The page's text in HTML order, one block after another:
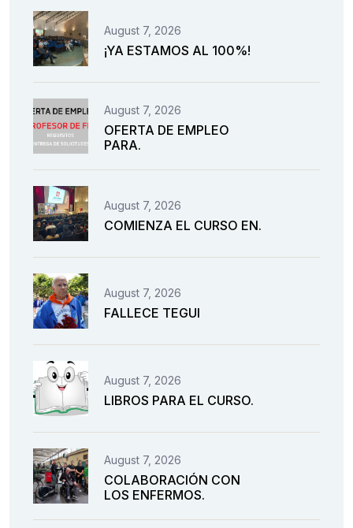
August 7, 2026
¡YA ESTAMOS AL 100%!
August 7, 2026
OFERTA DE EMPLEO
PARA.
August 7, 2026
COMIENZA EL CURSO EN.
August 7, 2026
FALLECE TEGUI
August 7, 2026
LIBROS PARA EL CURSO.
August 7, 2026
COLABORACIÓN CON
LOS ENFERMOS.